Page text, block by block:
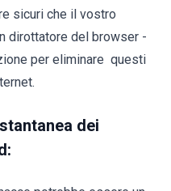
sicuri che il vostro
dirottatore del browser -
per eliminare questi
dei